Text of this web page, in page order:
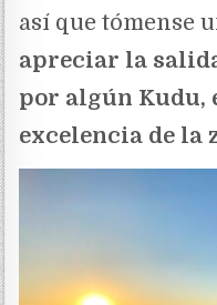
así que tómense
apreciar la
por algún Kudu,
excelencia de la